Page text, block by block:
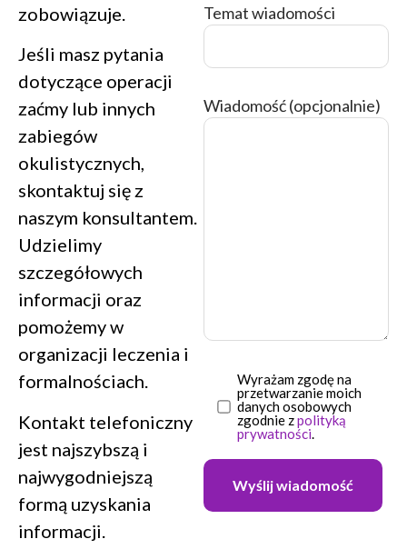
Temat wiadomości
Wiadomość (opcjonalnie)
Wyrażam zgodę na
przetwarzanie moich
danych osobowych
zgodnie zpolityką
prywatności.
zobowiązuje.
Jeśli masz pytania
dotyczące operacji
zaćmy lub innych
zabiegów
okulistycznych,
skontaktuj się z
naszym konsultantem.
Udzielimy
szczegółowych
informacji oraz
pomożemy w
organizacji leczenia i
formalnościach.
Kontakt telefoniczny
jest najszybszą i
najwygodniejszą
formą uzyskania
informacji.